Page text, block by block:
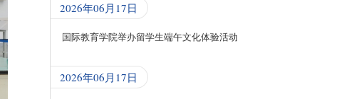
2026年06月17日
国际教育学院举办留学生端午文化体验活动
2026年06月17日